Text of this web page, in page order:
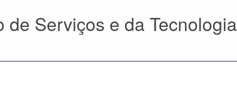
de Serviços e da Tecnologia